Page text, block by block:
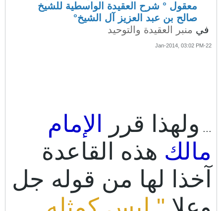
معقول ° شرح العقيدة الواسطية للشيخ
صالح بن عبد العزيز آل الشيخ°
في منبر العقيدة والتوحيد
22-Jan-2014, 03:02 PM
... ولهذا قرر
الإمام
مالك هذه القاعدة
آخذا لها من قوله جل